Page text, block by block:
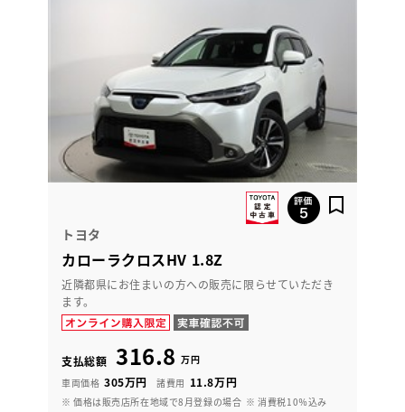
トヨタ
カローラクロスHV 1.8Z
近隣都県にお住まいの方への販売に限らせていただき
ます。
支払総額 316.8 万円
車両価格 305万円 諸費用 11.8万円
※ 価格は販売店所在地域で8月登録の場合 ※ 消費税10％込み